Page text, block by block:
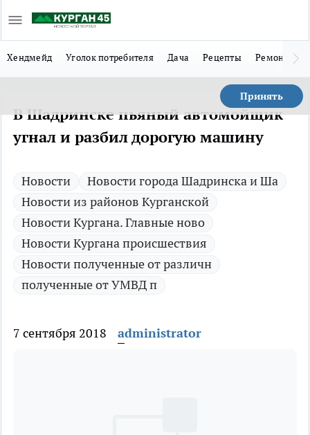
Хендмейд Уголок потребителя Дача Рецепты Ремонт
Принять
В Шадринске пьяный автомойщик
угнал и разбил дорогую машину
Новости
Новости города Шадринска и Ша
Новости из районов Курганской
Новости Кургана. Главные ново
Новости Кургана происшествия
Новости полученные от различн
полученные от УМВД п
7 сентября 2018 administrator